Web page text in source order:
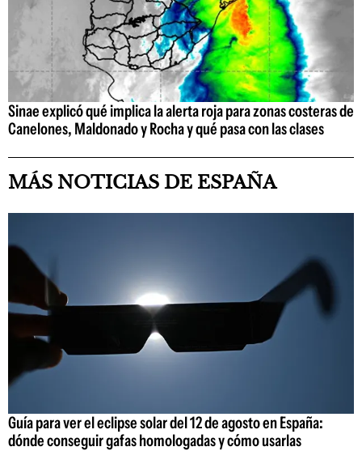
Sinae explicó qué implica la alerta roja para zonas costeras de
Canelones, Maldonado y Rocha y qué pasa con las clases
MÁS NOTICIAS DE ESPAÑA
Guía para ver el eclipse solar del 12 de agosto en España:
dónde conseguir gafas homologadas y cómo usarlas